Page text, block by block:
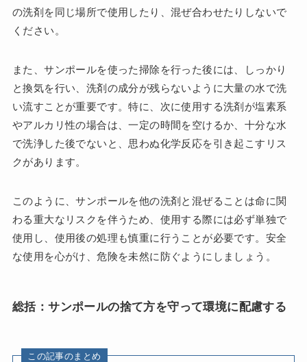
の洗剤を同じ場所で使用したり、混ぜ合わせたりしないで
ください。
また、サンポールを使った掃除を行った後には、しっかり
と換気を行い、洗剤の成分が残らないように大量の水で洗
い流すことが重要です。特に、次に使用する洗剤が塩素系
やアルカリ性の場合は、一定の時間を空けるか、十分な水
で洗浄した後でないと、思わぬ化学反応を引き起こすリス
クがあります。
このように、サンポールを他の洗剤と混ぜることは命に関
わる重大なリスクを伴うため、使用する際には必ず単独で
使用し、使用後の処理も慎重に行うことが必要です。安全
な使用を心がけ、危険を未然に防ぐようにしましょう。
総括：サンポールの捨て方を守って環境に配慮する
この記事のまとめ